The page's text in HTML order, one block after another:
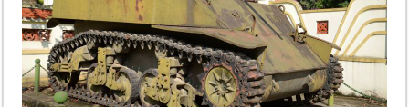
‘1,000억 달러 남북고속철 투자’ 호언장담 메콜로르 회장 체포
베트남 세무당국, 납세자 정보 공개 기준·절차 명확화